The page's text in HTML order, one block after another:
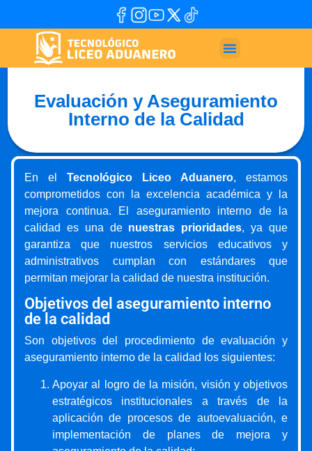
Evaluación y Aseguramiento
Interno de la Calidad
En el Tecnológico Liceo Aduanero, estamos
comprometidos con la excelencia académica y la
mejora continua. El aseguramiento interno de la
calidad es una de nuestras prioridades, ya que
garantiza que nuestros servicios educativos y
administrativos cumplan con estándares que
permitan mejorar la calidad de nuestra institución.
Objetivos del aseguramiento interno
de la calidad
Son objetivos del procedimiento de evaluación y
aseguramiento interno de la calidad los siguientes:
Apoyar al logro de la misión, visión y objetivos
estratégicos institucionales a través de la
aplicación de procesos de autoevaluación, e
implementación de planes de mejora y